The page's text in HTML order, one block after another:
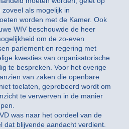
als mogelijk in
worden met de Kamer. Ook
WIV beschouwde de heer
om de zo-even
parlement en regering met
kwesties van organisatorische
te bespreken. Voor het overige
van zaken die openbare
toelaten, geprobeerd wordt om
te verwerven in de manier
was naar het oordeel van de
dat blijvende aandacht verdient.